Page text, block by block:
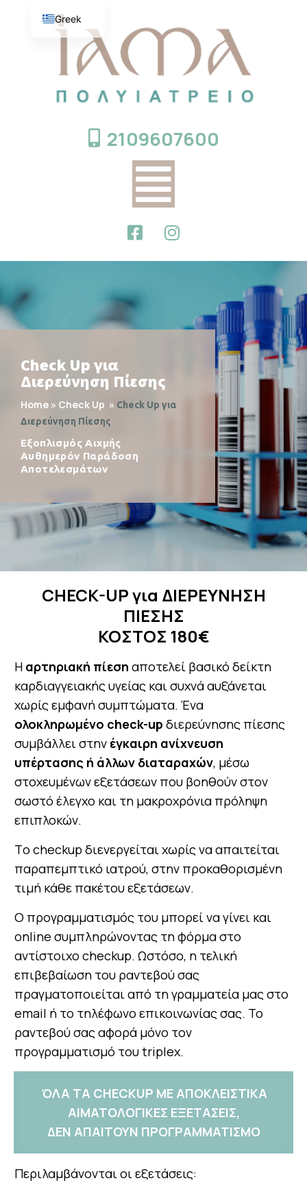
2109607600
Check Up για
Διερεύνηση Πίεσης
Home » Check Up » Check Up για
Διερεύνηση Πίεσης
Εξοπλισμός Αιχμής
Αυθημερόν Παράδοση
Αποτελεσμάτων
CHECK-UP για ΔΙΕΡΕΥΝΗΣΗ
ΠΙΕΣΗΣ
ΚΟΣΤΟΣ 180€
Η αρτηριακή πίεση αποτελεί βασικό δείκτη
καρδιαγγειακής υγείας και συχνά αυξάνεται
χωρίς εμφανή συμπτώματα. Ένα
ολοκληρωμένο check-up διερεύνησης πίεσης
συμβάλλει στην έγκαιρη ανίχνευση
υπέρτασης ή άλλων διαταραχών, μέσω
στοχευμένων εξετάσεων που βοηθούν στον
σωστό έλεγχο και τη μακροχρόνια πρόληψη
επιπλοκών.
Τo checkup διενεργείται χωρίς να απαιτείται
παραπεμπτικό ιατρού, στην προκαθορισμένη
τιμή κάθε πακέτου εξετάσεων.
Ο προγραμματισμός του μπορεί να γίνει και
online συμπληρώνοντας τη φόρμα στο
αντίστοιχο checkup. Ωστόσο, η τελική
επιβεβαίωση του ραντεβού σας
πραγματοποιείται από τη γραμματεία μας στο
email ή το τηλέφωνο επικοινωνίας σας. To
ραντεβού σας αφορά μόνο τον
προγραμματισμό του triplex.
ΌΛΑ ΤΑ CHECKUP ΜΕ ΑΠΟΚΛΕΙΣΤΙΚΑ
ΑΙΜΑΤΟΛΟΓΙΚΕΣ ΕΞΕΤΑΣΕΙΣ,
ΔΕΝ ΑΠΑΙΤΟΥΝ ΠΡΟΓΡΑΜΜΑΤΙΣΜΟ
Περιλαμβάνονται οι εξετάσεις:
Greek
English